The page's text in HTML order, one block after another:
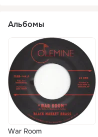
Альбомы
War Room